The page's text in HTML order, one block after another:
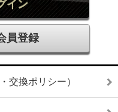
イン
員登録
交換ポリシー）